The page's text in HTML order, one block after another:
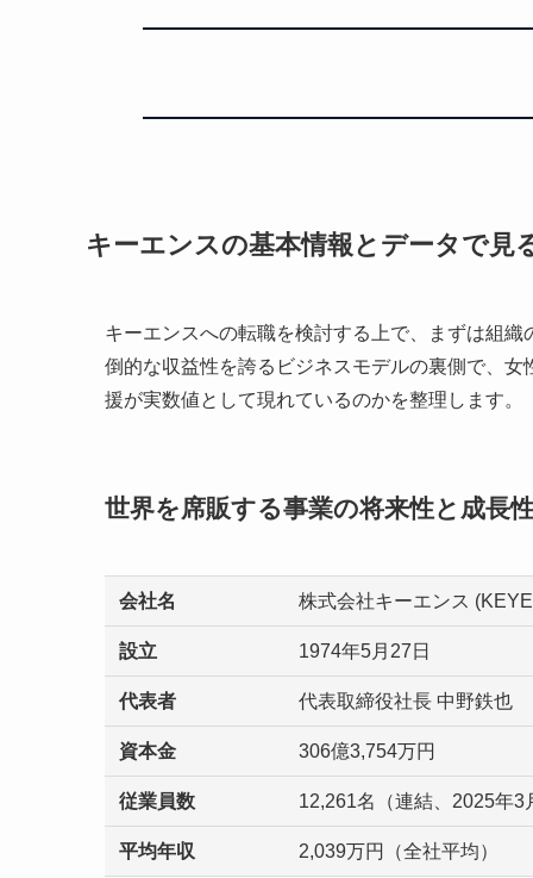
キーエンスの基本情報とデータで見
キーエンスへの転職を検討する上で、まずは組
倒的な収益性を誇るビジネスモデルの裏側で、
援が実数値として現れているのかを整理します。
世界を席販する事業の将来性と成長
会社名 株式会社キーエンス
設立 1974年5月27日
代表者 代表取締役社長 中野鉄也
資本金 306億3,754万円
従業員数 12,261名（連結、2025年3
平均年収 2,039万円（全社平均）